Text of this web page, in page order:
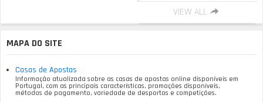
VIEW ALL
MAPA DO SITE
Casas de Apostas
Informação atualizada sobre as casas de apostas online disponíveis em
Portugal, com as principais características, promoções disponíveis,
métodos de pagamento, variedade de desportos e competições.